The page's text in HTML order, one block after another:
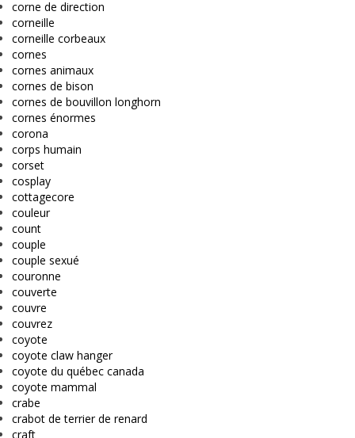
corne de direction
corneille
corneille corbeaux
cornes
cornes animaux
cornes de bison
cornes de bouvillon longhorn
cornes énormes
corona
corps humain
corset
cosplay
cottagecore
couleur
count
couple
couple sexué
couronne
couverte
couvre
couvrez
coyote
coyote claw hanger
coyote du québec canada
coyote mammal
crabe
crabot de terrier de renard
craft